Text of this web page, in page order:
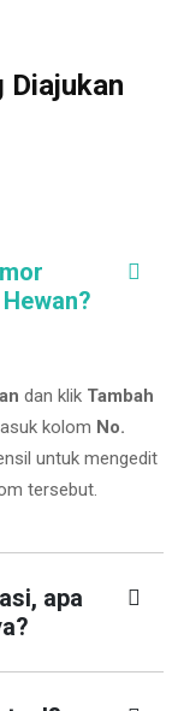
Diajukan
dan klik Tambah
kolom No.
untuk mengedit
tersebut.
apa